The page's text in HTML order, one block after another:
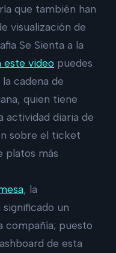
que también han
visualización de
Se Sienta a la
este video puedes
cadena de
quien tiene
actividad diaria de
sobre el ticket
platos más
, la
un
compañía; puesto
de esta